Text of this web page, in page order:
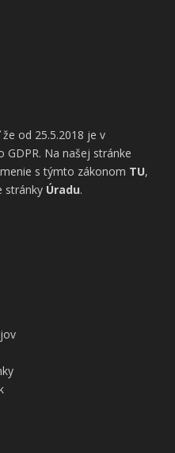
od 25.5.2018 je v
Na našej stránke
s týmto zákonom TU,
stránky Úradu.